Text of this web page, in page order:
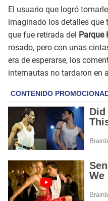
El usuario que logró
imaginado los detalles que
que fue retirada del Parque
rosado, pero con unas
era de esperarse, los
internautas no tardaron en